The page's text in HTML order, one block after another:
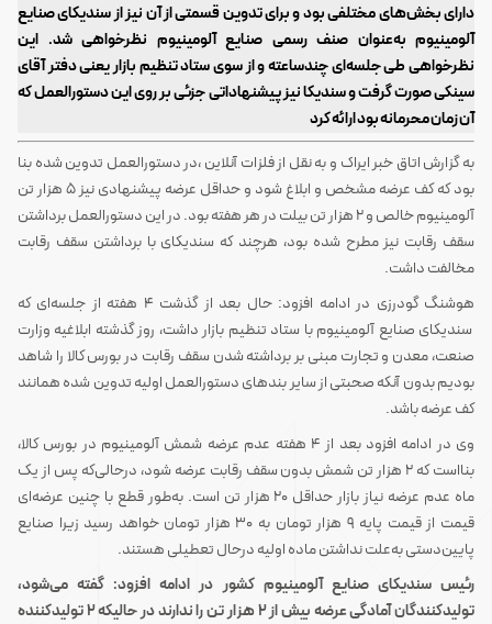
دارای بخش‌های مختلفی بود و برای تدوین قسمتی از آن نیز از سندیکای صنایع
آلومینیوم به‌عنوان صنف رسمی صنایع آلومینیوم نظرخواهی شد. این
نظرخواهی طی جلسه‌ای چندساعته و از سوی ستاد تنظیم بازار یعنی دفتر آقای
سینکی صورت گرفت و سندیکا نیز پیشنهاداتی جزئی بر روی این دستورالعمل که
آن زمان محرمانه بود ارائه کرد
به گزارش اتاق خبر ایراک و به نقل از فلزات آنلاین ،در دستورالعمل تدوین شده بنا
بود که کف عرضه مشخص و ابلاغ شود و حداقل عرضه پیشنهادی نیز 5 هزار تن
آلومینیوم خالص و 2 هزار تن بیلت در هر هفته بود. در این دستورالعمل برداشتن
سقف رقابت نیز مطرح شده بود، هرچند که سندیکای با برداشتن سقف رقابت
مخالفت داشت.
هوشنگ گودرزی در ادامه افزود: حال بعد از گذشت 4 هفته از جلسه‌ای که
سندیکای صنایع آلومینیوم با ستاد تنظیم بازار داشت، روز گذشته ابلاغیه وزارت
صنعت، معدن و تجارت مبنی بر برداشته شدن سقف رقابت در بورس کالا را شاهد
بودیم بدون آنکه صحبتی از سایر بندهای دستورالعمل اولیه تدوین شده همانند
کف عرضه باشد.
وی در ادامه افزود بعد از 4 هفته عدم عرضه شمش آلومینیوم در بورس کالا،
بنااست که 2 هزار تن شمش بدون سقف رقابت عرضه شود، درحالی‌که پس از یک
ماه عدم عرضه نیاز بازار حداقل 20 هزار تن است. به‌طور قطع با چنین عرضه‌ای
قیمت از قیمت پایه 9 هزار تومان به 30 هزار تومان خواهد رسید زیرا صنایع
پایین‌دستی به‌علت نداشتن ماده اولیه درحال تعطیلی هستند.
رئیس سندیکای صنایع آلومینیوم کشور در ادامه افزود: گفته می‌شود،
تولیدکنندگان آمادگی عرضه بیش از 2 هزار تن را ندارند در حالیکه 2 تولیدکننده